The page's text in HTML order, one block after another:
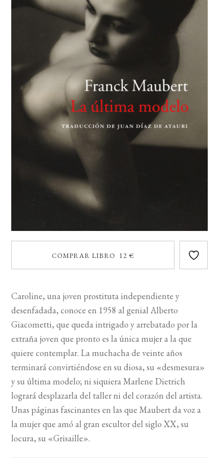
BUSCAR
LISTA DE LIBROS
COMPRAR LIBRO 12 €
Caroline, una joven prostituta independiente y
desenfadada, conoce en 1958 al genial Alberto
Giacometti, que queda intrigado y arrebatado por la
extraña joven que pronto es la única mujer a la que
quiere contemplar. La muchacha de veinte años
terminará convirtiéndose en su diosa, su «desmesura»
y su última modelo; ni siquiera Marlene Dietrich
logrará desplazarla del taller ni del corazón del artista.
Unas páginas fascinantes en las que Maubert da voz a
la mujer que amó al gran escultor del siglo XX, su
locura, su «Grisaille».